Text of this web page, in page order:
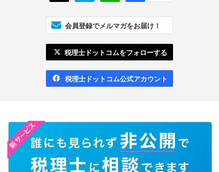
会員登録でメルマガをお届け！
税理士ドットコムをフォローする
税理士ドットコム公式アカウント